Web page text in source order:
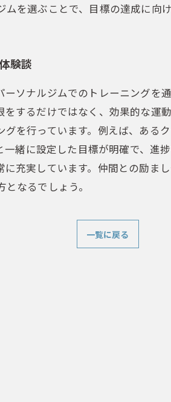
を選ぶことで、目標の達成に向
験談
ソナルジムでのトレーニングを
するだけではなく、効果的な運
を行っています。例えば、ある
緒に設定した目標が明確で、進
充実しています。仲間との励ま
なるでしょう。
一覧に戻る